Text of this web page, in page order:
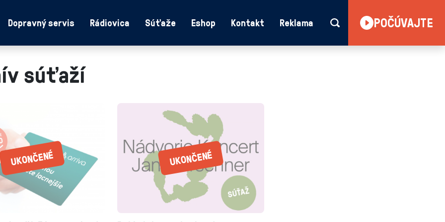
Dopravný servis Rádiovica Súťaže Eshop Kontakt Reklama POČÚVAJTE
súťaží